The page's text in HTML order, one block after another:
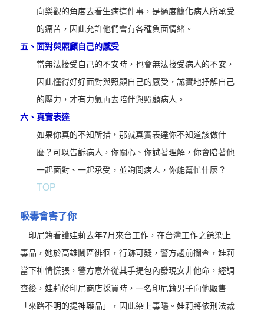
向樂觀的角度去看生病這件事，是過度簡化病人所承受
的痛苦，因此允許他們會有各種負面情緒。
五、面對與照顧自己的感受
當無法接受自己的不安時，也會無法接受病人的不安，
因此懂得好好面對與照顧自己的感受，誠實地抒解自己
的壓力，才有力氣再去陪伴與照顧病人。
六、真實表達
如果你真的不知所措，那就真實表達你不知道該做什
麼？可以告訴病人，你關心、你試著理解，你會陪著他
一起面對、一起承受，並詢問病人，你能幫忙什麼？
TOP
吸毒會害了你
印尼籍看護娃莉去年7月來台工作，在台灣工作之餘染上
毒品，她於高雄鬧區徘徊，行跡可疑，警方趨前攔查，娃莉
當下神情慌張，警方意外從其手提包內發現安非他命，經調
查後，娃莉於印尼商店採買時，一名印尼籍男子向他販售
「來路不明的提神藥品」，因此染上毒隱。娃莉將依刑法裁